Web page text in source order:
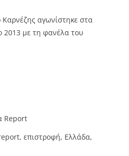
αγωνίστηκε στα
2013 με τη φανέλα του
Report
, επιστροφή, Ελλάδα,